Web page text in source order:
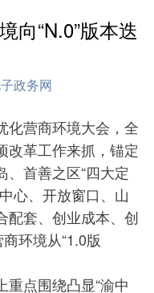
向“N.0”版本迭
政务网
营商环境大会，全
改革工作来抓，锚定
首善之区“四大定
心、开放窗口、山
配套、创业成本、创
环境从“1.0版
点围绕凸显“渝中